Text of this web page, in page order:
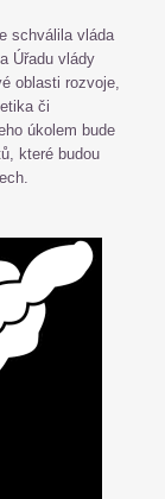
schválila vláda
Úřadu vlády
oblasti rozvoje,
či
úkolem bude
které budou